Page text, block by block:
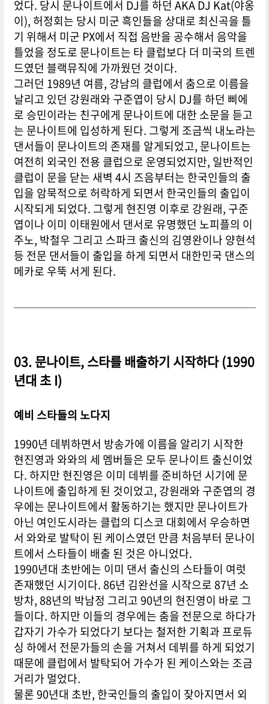
었다. 당시 문나이트에서 DJ를 하던 AKA DJ Kat(야옹
이), 허정회는 당시 미군 흑인들을 상대로 최신곡을 틀
기 위해서 미군 PX에서 직접 음반을 공수해서 음악을
틀었을 정도로 문나이트는 타 클럽보다 더 미국의 트렌
드였던 블랙뮤직에 가까웠던 것이다.
그러던 1989년 여름, 강남의 클럽에서 춤으로 이름을
날리고 있던 강원래와 구준엽이 당시 DJ를 하던 삐에
로 승민이라는 친구에게 문나이트에 대한 소문을 듣고
는 문나이트에 입성하게 된다. 그렇게 조금씩 내노라는
댄서들이 문나이트의 존재를 알게되었고, 문나이트는
여전히 외국인 전용 클럽으로 운영되었지만, 일반적인
클럽이 문을 닫는 새벽 4시 즈음부터는 한국인들의 출
입을 암묵적으로 허락하게 되면서 한국인들의 출입이
시작되게 되었다. 그렇게 현진영 이후로 강원래, 구준
엽이나 이미 이태원에서 댄서로 유명했던 노피플의 이
주노, 박철우 그리고 스파크 출신의 김영완이나 양현석
등 전문 댄서들이 출입을 하게 되면서 대한민국 댄스의
메카로 우뚝 서게 된다.
03. 문나이트, 스타를 배출하기 시작하다 (1990
년대 초 I)
예비 스타들의 노다지
1990년 데뷔하면서 방송가에 이름을 알리기 시작한
현진영과 와와의 세 멤버들은 모두 문나이트 출신이었
다. 하지만 현진영은 이미 데뷔를 준비하던 시기에 문
나이트에 출입하게 된 것이었고, 강원래와 구준엽의 경
우에는 문나이트에서 활동하기는 했지만 문나이트가
아닌 여인도시라는 클럽의 디스코 대회에서 우승하면
서 와와로 발탁이 된 케이스였던 만큼 처음부터 문나이
트에서 스타들이 배출 된 것은 아니었다.
1990년대 초반에는 이미 댄서 출신의 스타들이 여럿
존재했던 시기이다. 86년 김완선을 시작으로 87년 소
방차, 88년의 박남정 그리고 90년의 현진영이 바로 그
들이다. 하지만 이들의 경우에는 춤을 전문으로 하다가
갑자기 가수가 되었다기 보다는 철저한 기획과 프로듀
싱 하에서 전문가들의 손을 거쳐서 데뷔를 하게 되었기
때문에 클럽에서 발탁되어 가수가 된 케이스와는 조금
거리가 멀었다.
물론 90년대 초반, 한국인들의 출입이 잦아지면서 외